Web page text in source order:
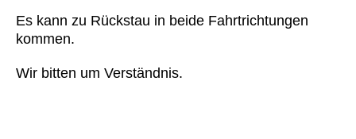
Es kann zu Rückstau in beide Fahrtrichtungen
kommen.
Wir bitten um Verständnis.